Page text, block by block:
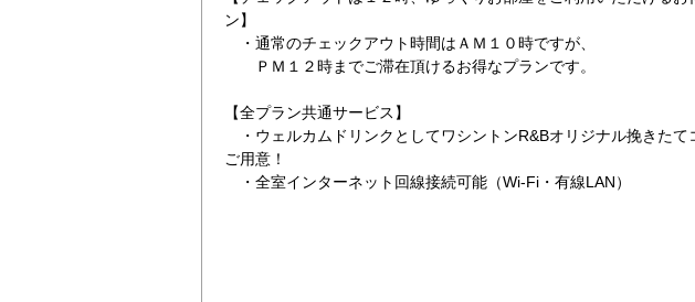
ン】
・通常のチェックアウト時間はＡＭ１０時ですが、
ＰＭ１２時までご滞在頂けるお得なプランです。
【全プラン共通サービス】
・ウェルカムドリンクとしてワシントンR&Bオリジナル挽きたて
ご用意！
・全室インターネット回線接続可能（Wi-Fi・有線LAN）